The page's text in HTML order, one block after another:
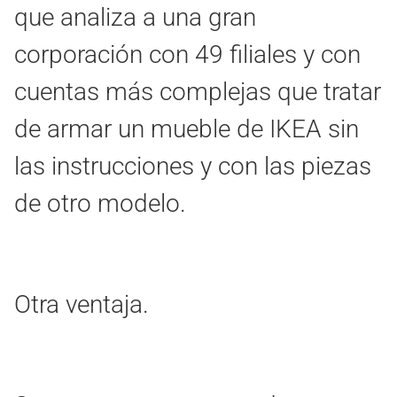
que analiza a una gran
corporación con 49 filiales y con
cuentas más complejas que tratar
de armar un mueble de IKEA sin
las instrucciones y con las piezas
de otro modelo.
Otra ventaja.